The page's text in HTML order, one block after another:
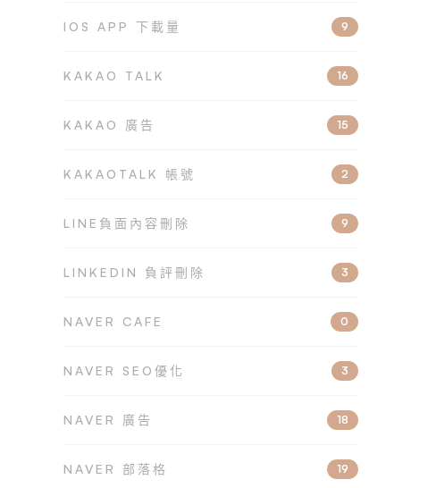
IOS APP 下載量 9
KAKAO TALK 16
KAKAO 廣告 15
KAKAOTALK 帳號 2
LINE負面內容刪除 9
LINKEDIN 負評刪除 3
NAVER CAFE 0
NAVER SEO優化 3
NAVER 廣告 18
NAVER 部落格 19